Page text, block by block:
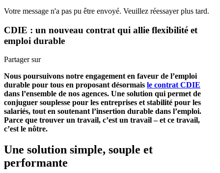
Votre message n'a pas pu être envoyé. Veuillez réessayer plus tard.
CDIE : un nouveau contrat qui allie flexibilité et
emploi durable
Partager sur
Nous poursuivons notre engagement en faveur de l’emploi
durable pour tous en proposant désormais le contrat CDIE
dans l’ensemble de nos agences. Une solution qui permet de
conjuguer souplesse pour les entreprises et stabilité pour les
salariés, tout en soutenant l’insertion durable dans l’emploi.
Parce que trouver un travail, c’est un travail – et ce travail,
c’est le nôtre.
Une solution simple, souple et
performante